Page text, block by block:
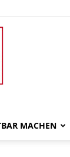
MACHEN